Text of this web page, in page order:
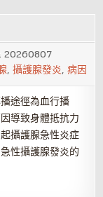
20260807
,攝護腺發炎,病因
途徑為血行播
導致身體抵抗力
攝護腺急性炎症
性攝護腺發炎的